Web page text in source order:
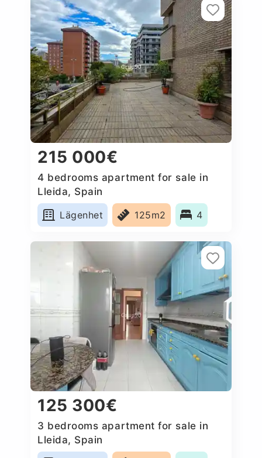
215 000€
4 bedrooms apartment for sale in
Lleida, Spain
Lägenhet
125m2 4
125 300€
3 bedrooms apartment for sale in
Lleida, Spain